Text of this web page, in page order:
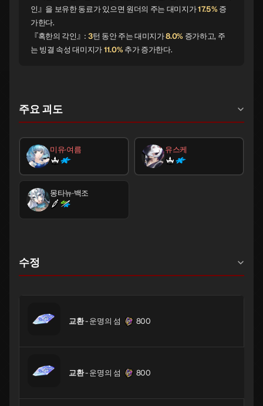
인』을 보유한 동료가 있으면 원더의 주는 대미지가17.5% 증
가한다.
『혹한의 각인』: 3턴 동안 주는 대미지가8.0% 증가하고, 주
는 빙결 속성 대미지가11.0% 추가 증가한다.
주요 괴도
미유·여름 유스케
몽타뉴·백조
수정
교환- 운명의 섬 800
교환- 운명의 섬 800